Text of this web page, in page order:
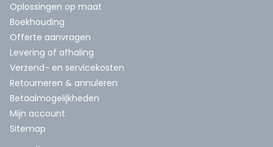
Oplossingen op maat
Boekhouding
Offerte aanvragen
Levering of afhaling
Verzend- en servicekosten
Retourneren & annuleren
Betaalmogelijkheden
Mijn account
Sitemap